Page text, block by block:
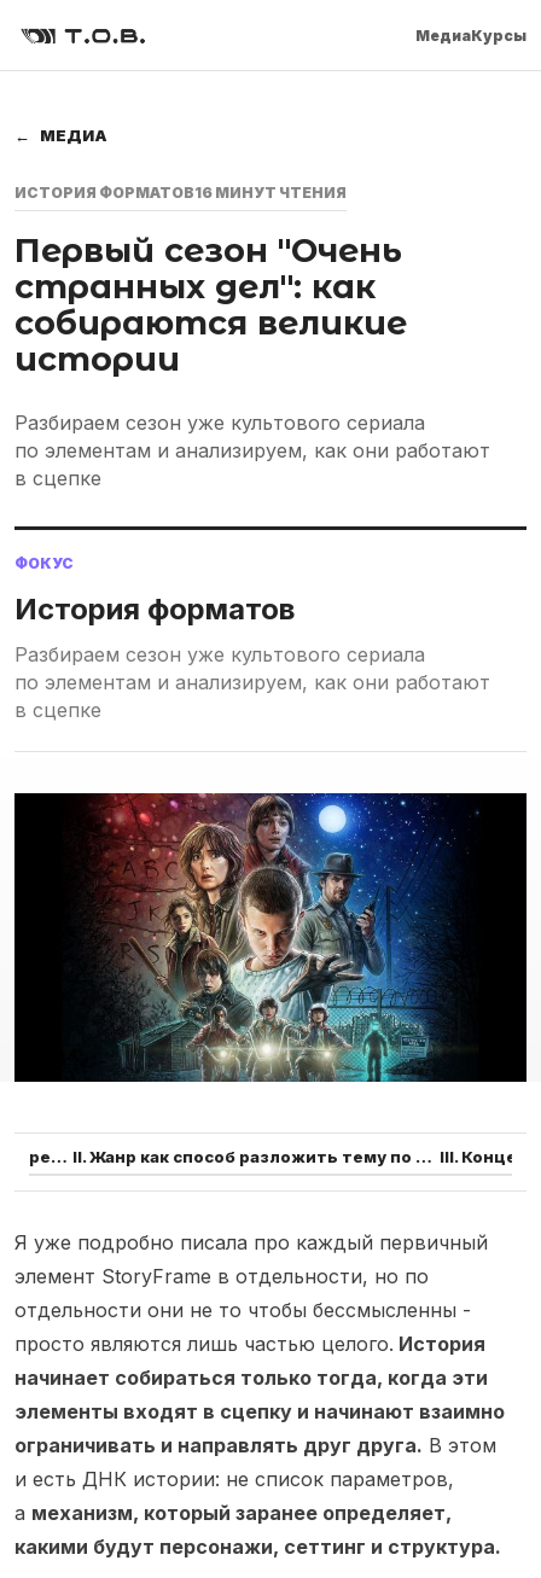
МедиаКурсы
МЕДИА
ИСТОРИЯ ФОРМАТОВ16 МИНУТ ЧТЕНИЯ
Первый сезон "Очень
странных дел": как
собираются великие
истории
Разбираем сезон уже культового сериала
по элементам и анализируем, как они работают
в сцепке
ФОКУС
История форматов
Разбираем сезон уже культового сериала
по элементам и анализируем, как они работают
в сцепке
I. Тема как главный распределитель решений: она заранее задает, какими будут персонажи, пространство и вся конфигурация первичных элементов II. Жанр как способ разложить тему по разным «оптикам» и закрепить это в сеттинге
Я уже подробно писала про каждый первичный
элемент StoryFrame в отдельности, но по
отдельности они не то чтобы бессмысленны -
просто являются лишь частью целого. История
начинает собираться только тогда, когда эти
элементы входят в сцепку и начинают взаимно
ограничивать и направлять друг друга. В этом
и есть ДНК истории: не список параметров,
а механизм, который заранее определяет,
какими будут персонажи, сеттинг и структура.